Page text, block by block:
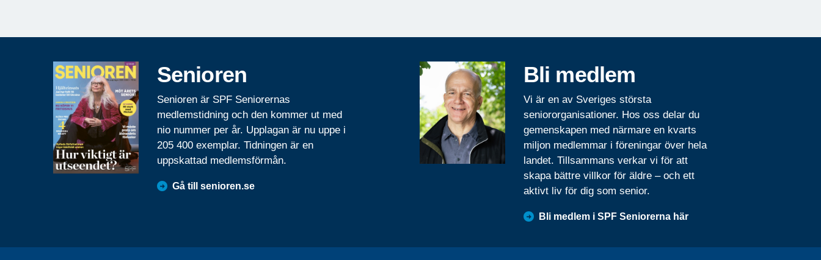
Senioren
Senioren är SPF Seniorernas
medlemstidning och den kommer ut med
nio nummer per år. Upplagan är nu uppe i
205 400 exemplar. Tidningen är en
uppskattad medlemsförmån.
Gå till senioren.se
Bli medlem
Vi är en av Sveriges största
seniororganisationer. Hos oss delar du
gemenskapen med närmare en kvarts
miljon medlemmar i föreningar över hela
landet. Tillsammans verkar vi för att
skapa bättre villkor för äldre – och ett
aktivt liv för dig som senior.
Bli medlem i SPF Seniorerna här